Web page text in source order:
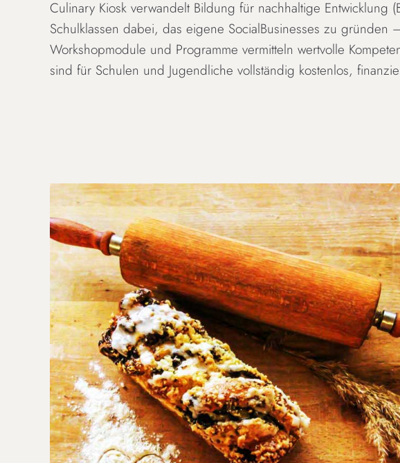
Culinary Kiosk verwandelt Bildung für nachhaltige
Schulklassen dabei, das eigene SocialBusinesses zu gründen
Workshopmodule und Programme vermitteln wertvolle
sind für Schulen und Jugendliche vollständig kostenlos,